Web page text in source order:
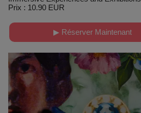
Prix : 10.90 EUR
▶ Réserver Maintenant